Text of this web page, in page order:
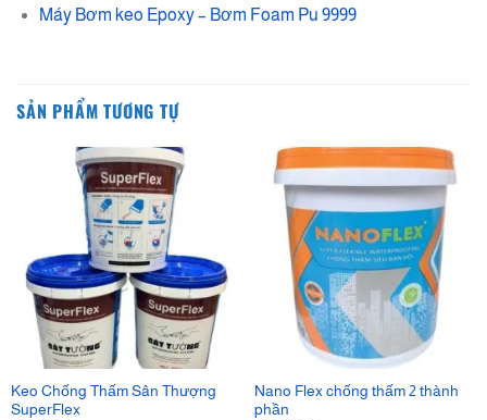
Máy Bơm keo Epoxy – Bơm Foam Pu 9999
SẢN PHẨM TƯƠNG TỰ
Keo Chống Thấm Sân Thượng
SuperFlex
Nano Flex chống thấm 2 thành
phần